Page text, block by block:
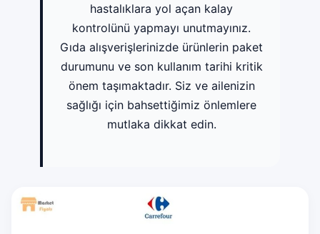
hastalıklara yol açan kalay
kontrolünü yapmayı unutmayınız.
Gıda alışverişlerinizde ürünlerin paket
durumunu ve son kullanım tarihi kritik
önem taşımaktadır. Siz ve ailenizin
sağlığı için bahsettiğimiz önlemlere
mutlaka dikkat edin.